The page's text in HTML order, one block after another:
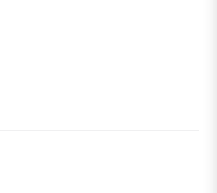
(Anti-Graffiti)
5002